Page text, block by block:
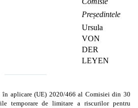
Președintele
Ursula
VON
DER
LEYEN
în aplicare (UE) 2020/466 al Comisiei din 30
temporare de limitare a riscurilor pentru